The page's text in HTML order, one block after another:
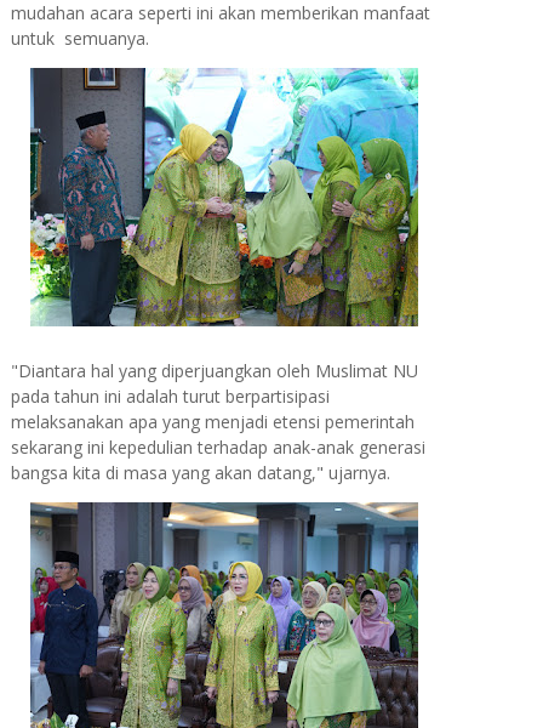
mudahan acara seperti ini akan memberikan manfaat
untuk semuanya.
"Diantara hal yang diperjuangkan oleh Muslimat NU
pada tahun ini adalah turut berpartisipasi
melaksanakan apa yang menjadi etensi pemerintah
sekarang ini kepedulian terhadap anak-anak generasi
bangsa kita di masa yang akan datang," ujarnya.